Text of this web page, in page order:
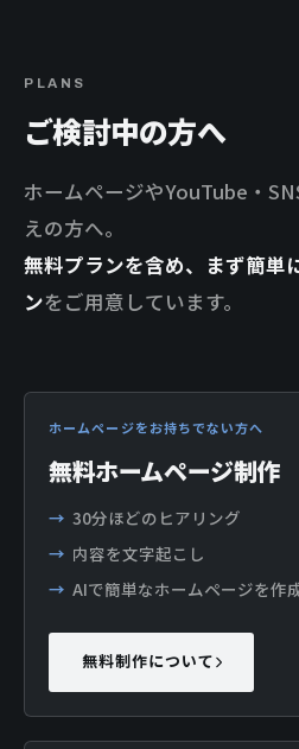
PLANS
ご検討中の方へ
ホームページやYouTube・
えの方へ。
無料プランを含め、まず簡単
ンをご用意しています。
ホームページをお持ちでない方へ
無料ホームページ制作
30分ほどのヒアリング
内容を文字起こし
AIで簡単なホームページを作
無料制作について